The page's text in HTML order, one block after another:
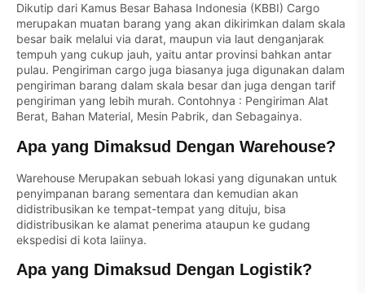
Dikutip dari Kamus Besar Bahasa Indonesia (KBBI) Cargo
merupakan muatan barang yang akan dikirimkan dalam skala
besar baik melalui via darat, maupun via laut denganjarak
tempuh yang cukup jauh, yaitu antar provinsi bahkan antar
pulau. Pengiriman cargo juga biasanya juga digunakan dalam
pengiriman barang dalam skala besar dan juga dengan tarif
pengiriman yang lebih murah. Contohnya : Pengiriman Alat
Berat, Bahan Material, Mesin Pabrik, dan Sebagainya.
Apa yang Dimaksud Dengan Warehouse?
Warehouse Merupakan sebuah lokasi yang digunakan untuk
penyimpanan barang sementara dan kemudian akan
didistribusikan ke tempat-tempat yang dituju, bisa
didistribusikan ke alamat penerima ataupun ke gudang
ekspedisi di kota laiinya.
Apa yang Dimaksud Dengan Logistik?